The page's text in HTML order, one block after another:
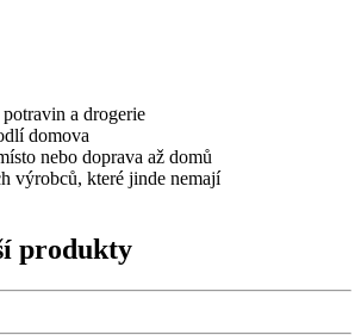
a drogerie
domova
nebo doprava až domů
výrobců, které jinde nemají
produkty